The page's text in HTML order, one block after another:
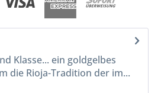
Klasse... ein goldgelbes
die Rioja-Tradition der im...